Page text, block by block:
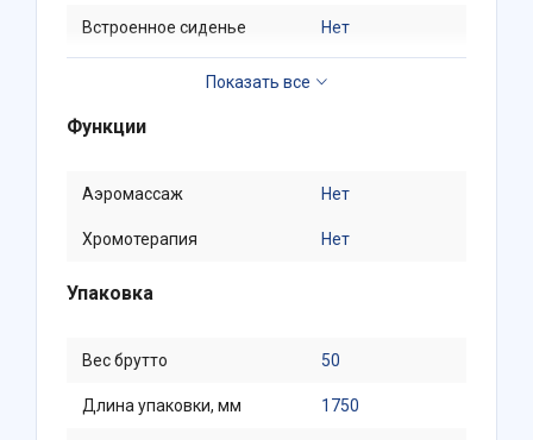
Встроенное сиденье Нет
Смеситель в комплекте
Функции
Аэромассаж Нет
Хромотерапия Нет
Упаковка
Вес брутто 50
Длина упаковки, мм 1750